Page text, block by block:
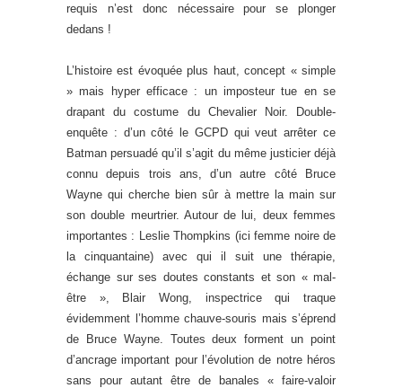
requis n’est donc nécessaire pour se plonger
dedans !
L’histoire est évoquée plus haut, concept « simple
» mais hyper efficace : un imposteur tue en se
drapant du costume du Chevalier Noir. Double-
enquête : d’un côté le GCPD qui veut arrêter ce
Batman persuadé qu’il s’agit du même justicier déjà
connu depuis trois ans, d’un autre côté Bruce
Wayne qui cherche bien sûr à mettre la main sur
son double meurtrier. Autour de lui, deux femmes
importantes : Leslie Thompkins (ici femme noire de
la cinquantaine) avec qui il suit une thérapie,
échange sur ses doutes constants et son « mal-
être », Blair Wong, inspectrice qui traque
évidemment l’homme chauve-souris mais s’éprend
de Bruce Wayne. Toutes deux forment un point
d’ancrage important pour l’évolution de notre héros
sans pour autant être de banales « faire-valoir